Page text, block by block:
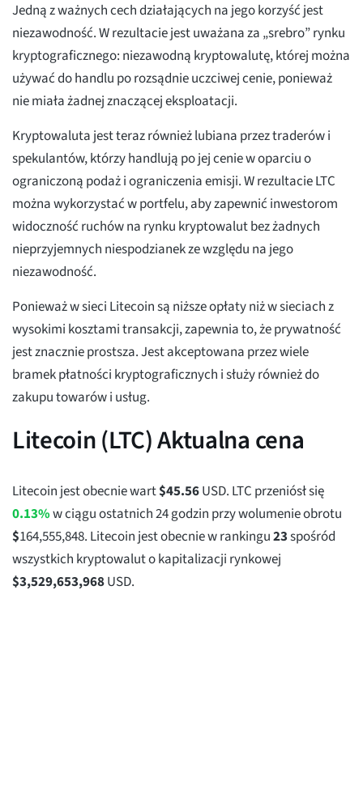
Jedną z ważnych cech działających na jego korzyść jest
niezawodność. W rezultacie jest uważana za „srebro” rynku
kryptograficznego: niezawodną kryptowalutę, której można
używać do handlu po rozsądnie uczciwej cenie, ponieważ
nie miała żadnej znaczącej eksploatacji.
Kryptowaluta jest teraz również lubiana przez traderów i
spekulantów, którzy handlują po jej cenie w oparciu o
ograniczoną podaż i ograniczenia emisji. W rezultacie LTC
można wykorzystać w portfelu, aby zapewnić inwestorom
widoczność ruchów na rynku kryptowalut bez żadnych
nieprzyjemnych niespodzianek ze względu na jego
niezawodność.
Ponieważ w sieci Litecoin są niższe opłaty niż w sieciach z
wysokimi kosztami transakcji, zapewnia to, że prywatność
jest znacznie prostsza. Jest akceptowana przez wiele
bramek płatności kryptograficznych i służy również do
zakupu towarów i usług.
Litecoin (LTC) Aktualna cena
Litecoin jest obecnie wart$45.56USD. LTC przeniósł się
0.13%w ciągu ostatnich 24 godzin przy wolumenie obrotu
$164,555,848. Litecoin jest obecnie w rankingu23spośród
wszystkich kryptowalut o kapitalizacji rynkowej
$3,529,653,968USD.